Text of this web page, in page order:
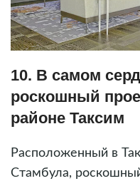
10. В самом
роскошный
районе Таксим
Расположенный в
Стамбула,